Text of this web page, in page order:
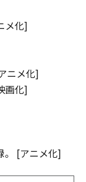
メ化]
ニメ化]
画化]
。 [アニメ化]